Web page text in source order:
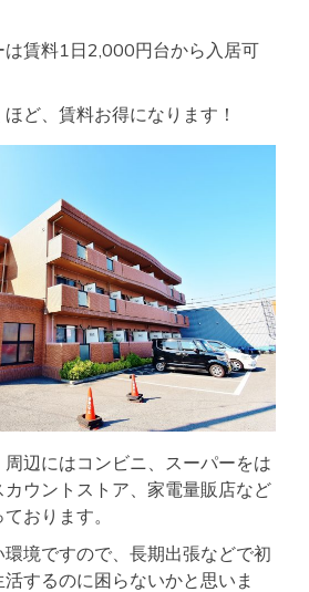
は賃料1日2,000円台から入居可
ど、賃料お得になります！
辺にはコンビニ、スーパーをは
カウントストア、家電量販店など
おります。
境ですので、長期出張などで初
するのに困らないかと思いま